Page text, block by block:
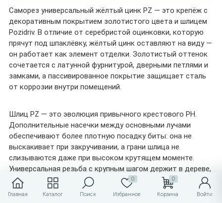
Главная Каталог Поиск
0
Избранное
0
Корзина Войти
Саморез универсальный жёлтый цинк PZ — это крепёж с
декоративным покрытием золотистого цвета и шлицем
Pozidriv. В отличие от серебристой оцинковки, которую
прячут под шпаклёвку, жёлтый цинк оставляют на виду —
он работает как элемент отделки. Золотистый оттенок
сочетается с латунной фурнитурой, дверными петлями и
замками, а пассивированное покрытие защищает сталь
от коррозии внутри помещений.
Шлиц PZ — это эволюция привычного крестового PH.
Дополнительные насечки между основными лучами
обеспечивают более плотную посадку биты: она не
выскакивает при закручивании, а грани шлица не
слизываются даже при высоком крутящем моменте.
Универсальная резьба с крупным шагом держит в дереве,
а мелкий шаг на конце цепляется за металл. Доступны
диаметры от 2.5 до 6.0 мм и длина от 10 до 200 мм — от